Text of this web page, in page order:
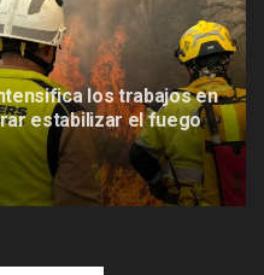
los trabajos en
estabilizar el fuego